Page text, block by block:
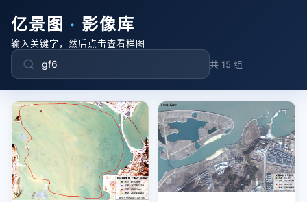
亿景图 · 影像库
输入关键字，然后点击查看样图
共 15 组